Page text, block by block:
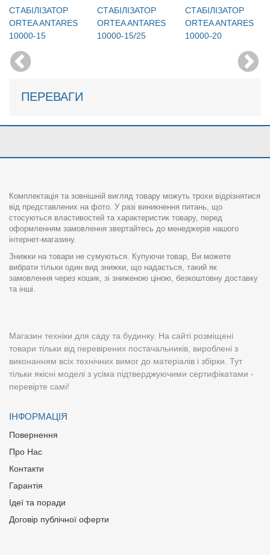
СТАБІЛІЗАТОР
ORTEA ANTARES
10000-15
СТАБІЛІЗАТОР
ORTEA ANTARES
10000-15/25
СТАБІЛІЗАТОР
ORTEA ANTARES
10000-20
ПЕРЕВАГИ
Комплектація та зовнішній вигляд товару можуть трохи відрізнятися
від представлених на фото. У разі виникнення питань, що
стосуються властивостей та характеристик товару, перед
оформленням замовлення звертайтесь до менеджерів нашого
інтернет-магазину.
Знижки на товари не сумуються. Купуючи товар, Ви можете
вибрати тільки один вид знижки, що надається, такий як
замовлення через кошик, зі зниженою ціною, безкоштовну доставку
та інші.
Магазин техніки для саду та будинку. На сайті розміщені
товари тільки від перевірених постачальників, вироблені з
виконанням всіх технічних вимог до матеріалів і збірки. Тут
тільки якісні моделі з усіма підтверджуючими сертифікатами -
перевірте самі!
ІНФОРМАЦІЯ
Повернення
Про Нас
Контакти
Гарантія
Ідеї та поради
Договір публічної оферти